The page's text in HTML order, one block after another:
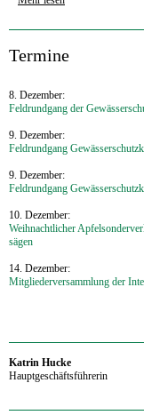
‍Termine
8. Dezember:
Feldrundgang der
9. Dezember:
Feldrundgang
9. Dezember:
Feldrundgang
10. Dezember:
Weihnachtlicher
sägen
14. Dezember:
Mitgliederversammlung der
‍Katrin Hucke
Hauptgeschäftsführerin